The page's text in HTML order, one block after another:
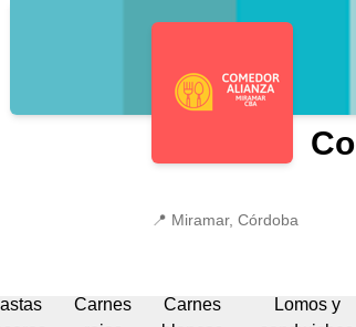
📍 Miramar, Córdoba
Carnes
Carnes
Lomos y